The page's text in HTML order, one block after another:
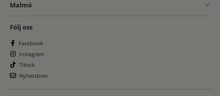
Malmö
Följ oss
Facebook
Instagram
Tiktok
Nyhetsbrev